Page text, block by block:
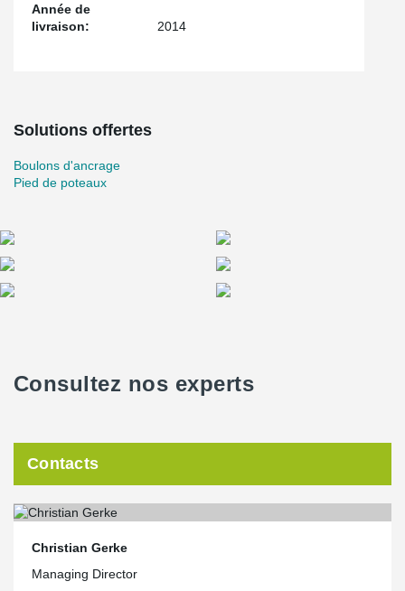
Année de
livraison:
2014
Solutions offertes
Boulons d'ancrage
Pied de poteaux
Consultez nos experts
Contacts
Christian Gerke
Managing Director